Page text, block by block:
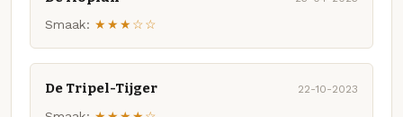
Smaak: ★★★☆☆
De Tripel-Tijger 22-10-2023